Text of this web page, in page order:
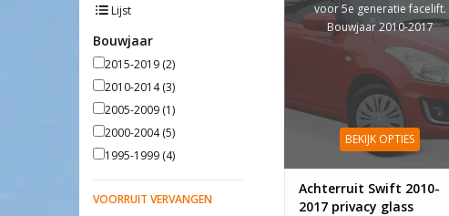
Lijst
Bouwjaar
2015-2019 (2)
2010-2014(3)
2005-2009 (1)
2000-2004(5)
1995-1999 (4)
VOORRUIT VERVANGEN
voor 5e generatie facelift.
Bouwjaar 2010-2017
BEKIJK OPTIES
Achterruit Swift 2010-
2017 privacy glass